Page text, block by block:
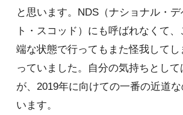
と思います。NDS（ナショナル・
ト・スコッド）にも呼ばれなくて
端な状態で行ってもまた怪我して
っていました。自分の気持ちとし
が、2019年に向けての一番の近道
います。